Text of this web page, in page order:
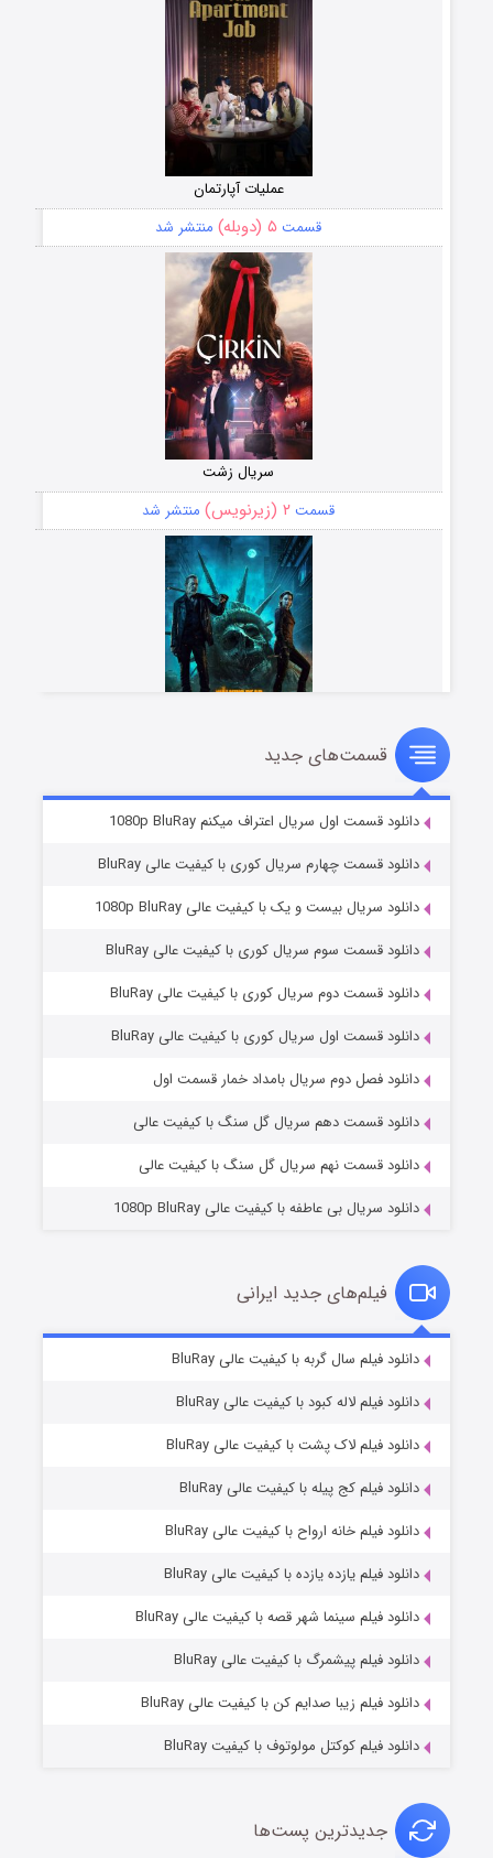
عملیات آپارتمان
قسمت ۵ (دوبله) منتشر شد
سریال زشت
قسمت ۲ (زیرنویس) منتشر شد
مردگان متحرک: شهر مرده ۳
قسمت۲ (زیرنویس) منتشر شد
شکست استوارت در نجات جهان
قسمت۷ (زیرنویس) منتشر شد
قسمت۷ (زیرنویس) منتشر شد
قسمت‌های جدید
دانلود قسمت اول سریال اعتراف میکنم 1080p BluRay
دانلود قسمت چهارم سریال کوری با کیفیت عالی BluRay
دانلود سریال بیست و یک با کیفیت عالی 1080p BluRay
دانلود قسمت سوم سریال کوری با کیفیت عالی BluRay
دانلود قسمت دوم سریال کوری با کیفیت عالی BluRay
دانلود قسمت اول سریال کوری با کیفیت عالی BluRay
دانلود فصل دوم سریال بامداد خمار قسمت اول
دانلود قسمت دهم سریال گل سنگ با کیفیت عالی
دانلود قسمت نهم سریال گل سنگ با کیفیت عالی
دانلود سریال بی عاطفه با کیفیت عالی 1080p BluRay
فیلم‌های جدید ایرانی
دانلود فیلم سال گربه با کیفیت عالی BluRay
دانلود فیلم لاله کبود با کیفیت عالی BluRay
دانلود فیلم لاک پشت با کیفیت عالی BluRay
دانلود فیلم کج‌ پیله با کیفیت عالی BluRay
دانلود فیلم خانه ارواح با کیفیت عالی BluRay
دانلود فیلم یازده یازده با کیفیت عالی BluRay
دانلود فیلم سینما شهر قصه با کیفیت عالی BluRay
دانلود فیلم پیشمرگ با کیفیت عالی BluRay
دانلود فیلم زیبا صدایم کن با کیفیت عالی BluRay
دانلود فیلم کوکتل مولوتوف با کیفیت BluRay
جدیدترین پست‌ها